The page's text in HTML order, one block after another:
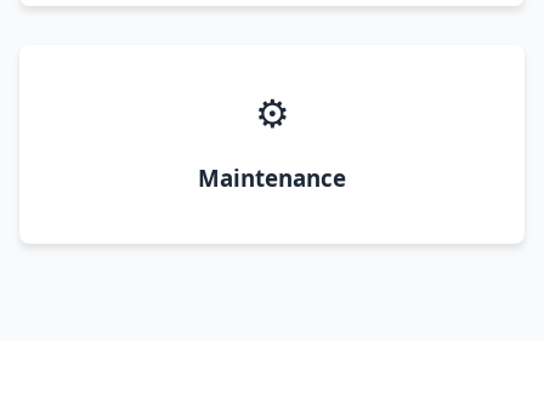
⚙️
Maintenance